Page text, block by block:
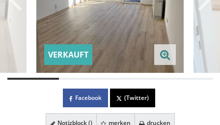
VERKAUFT
Facebook (Twitter)
Notizblock () merken drucken